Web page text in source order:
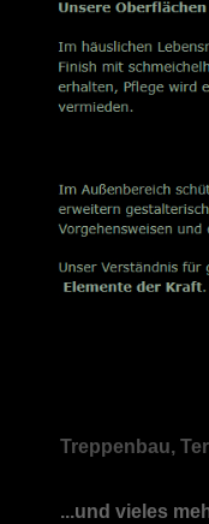
Treppenbau,
...und vieles